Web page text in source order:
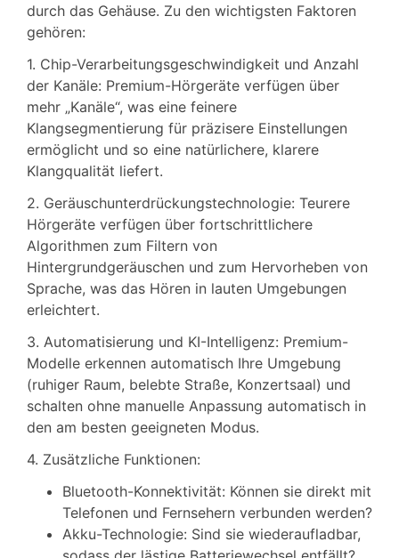
durch das Gehäuse. Zu den wichtigsten Faktoren
gehören:
1. Chip-Verarbeitungsgeschwindigkeit und Anzahl
der Kanäle: Premium-Hörgeräte verfügen über
mehr „Kanäle“, was eine feinere
Klangsegmentierung für präzisere Einstellungen
ermöglicht und so eine natürlichere, klarere
Klangqualität liefert.
2. Geräuschunterdrückungstechnologie: Teurere
Hörgeräte verfügen über fortschrittlichere
Algorithmen zum Filtern von
Hintergrundgeräuschen und zum Hervorheben von
Sprache, was das Hören in lauten Umgebungen
erleichtert.
3. Automatisierung und KI-Intelligenz: Premium-
Modelle erkennen automatisch Ihre Umgebung
(ruhiger Raum, belebte Straße, Konzertsaal) und
schalten ohne manuelle Anpassung automatisch in
den am besten geeigneten Modus.
4. Zusätzliche Funktionen:
Bluetooth-Konnektivität: Können sie direkt mit
Telefonen und Fernsehern verbunden werden?
Akku-Technologie: Sind sie wiederaufladbar,